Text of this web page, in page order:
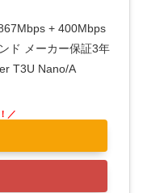
+ 400Mbps
ド メーカー保証3年
T3U Nano/A